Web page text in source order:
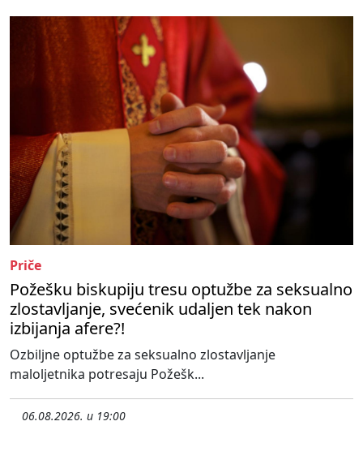
Priče
Požešku biskupiju tresu optužbe za seksualno
zlostavljanje, svećenik udaljen tek nakon
izbijanja afere?!
Ozbiljne optužbe za seksualno zlostavljanje
maloljetnika potresaju Požešk...
06.08.2026. u 19:00